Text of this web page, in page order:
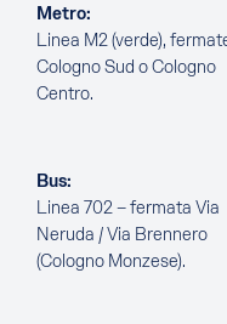
Metro:
Linea M2 (verde),
Cologno Sud o Cologno
Centro.
Bus:
Linea 702 – fermata Via
Neruda / Via Brennero
(Cologno Monzese).